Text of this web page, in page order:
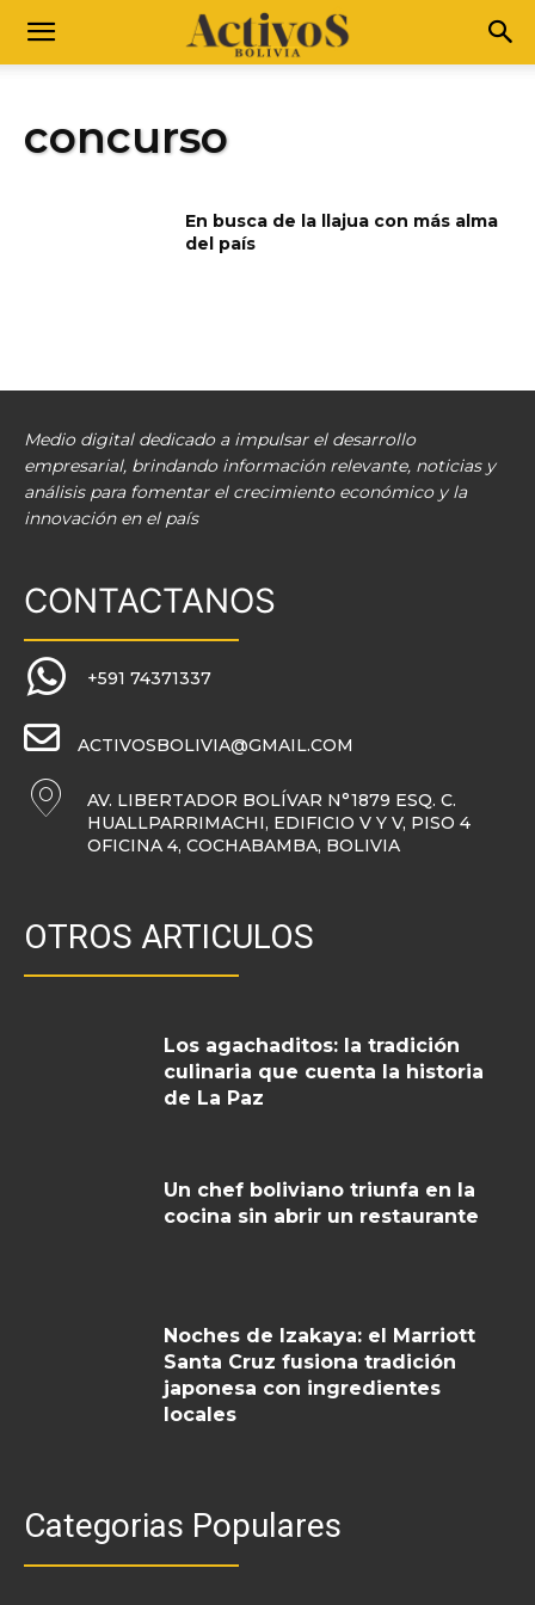
concurso
En busca de la llajua con más alma
del país
Medio digital dedicado a impulsar el desarrollo
empresarial, brindando información relevante, noticias y
análisis para fomentar el crecimiento económico y la
innovación en el país
CONTACTANOS
+591 74371337
ACTIVOSBOLIVIA@GMAIL.COM
AV. LIBERTADOR BOLÍVAR N°1879 ESQ. C.
HUALLPARRIMACHI, EDIFICIO V Y V, PISO 4
OFICINA 4, COCHABAMBA, BOLIVIA
OTROS ARTICULOS
Los agachaditos: la tradición
culinaria que cuenta la historia
de La Paz
Un chef boliviano triunfa en la
cocina sin abrir un restaurante
Noches de Izakaya: el Marriott
Santa Cruz fusiona tradición
japonesa con ingredientes
locales
Categorias Populares